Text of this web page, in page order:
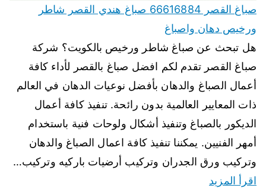
صباغ القصر 66616884 صباغ هندي القصر شاطر
ورخيص دهان واصباغ
هل تبحث عن صباغ شاطر ورخيص بالكويت؟ شركة
صباغ القصر تقدم لكم افضل صباغ بالقصر لأداء كافة
أعمال الصباغ والدهان بأفضل نوعيات الدهان في العالم
ذات المعايير العالمية بدون رائحة. تنفيذ كافة أعمال
الديكور بالصباغ وتنفيذ أشكال ولوحات فنية باستخدام
أمهر الفنيين. يمكننا تنفيذ كافة اعمال الصباغ والدهان
وتركيب ورق الجدران وتركيب أرضيات باركيه وتركيب…
اقرأ المزيد